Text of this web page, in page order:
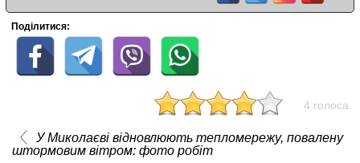
Поділитися:
4 голоса
У Миколаєві відновлюють тепломережу, повалену
штормовим вітром: фото робіт